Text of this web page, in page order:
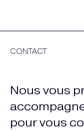
CONTACT
Nous vous
pour vous